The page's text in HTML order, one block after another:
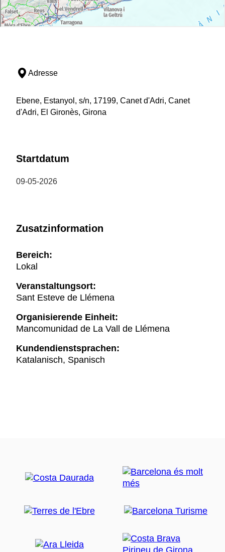
Adresse
Ebene, Estanyol, s/n, 17199, Canet d'Adri, Canet
d'Adri, El Gironès, Girona
Startdatum
09-05-2026
Zusatzinformation
Bereich:
Lokal
Veranstaltungsort:
Sant Esteve de Llémena
Organisierende Einheit:
Mancomunidad de La Vall de Llémena
Kundendienstsprachen:
Katalanisch, Spanisch